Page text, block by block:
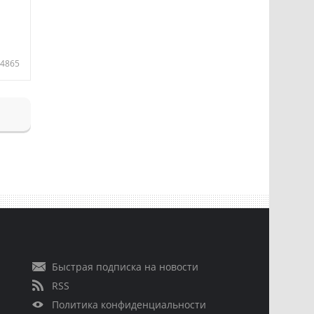
4865
Быстрая подписка на новости
RSS
Политика конфиденциальности